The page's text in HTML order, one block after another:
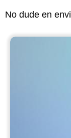
No dude en